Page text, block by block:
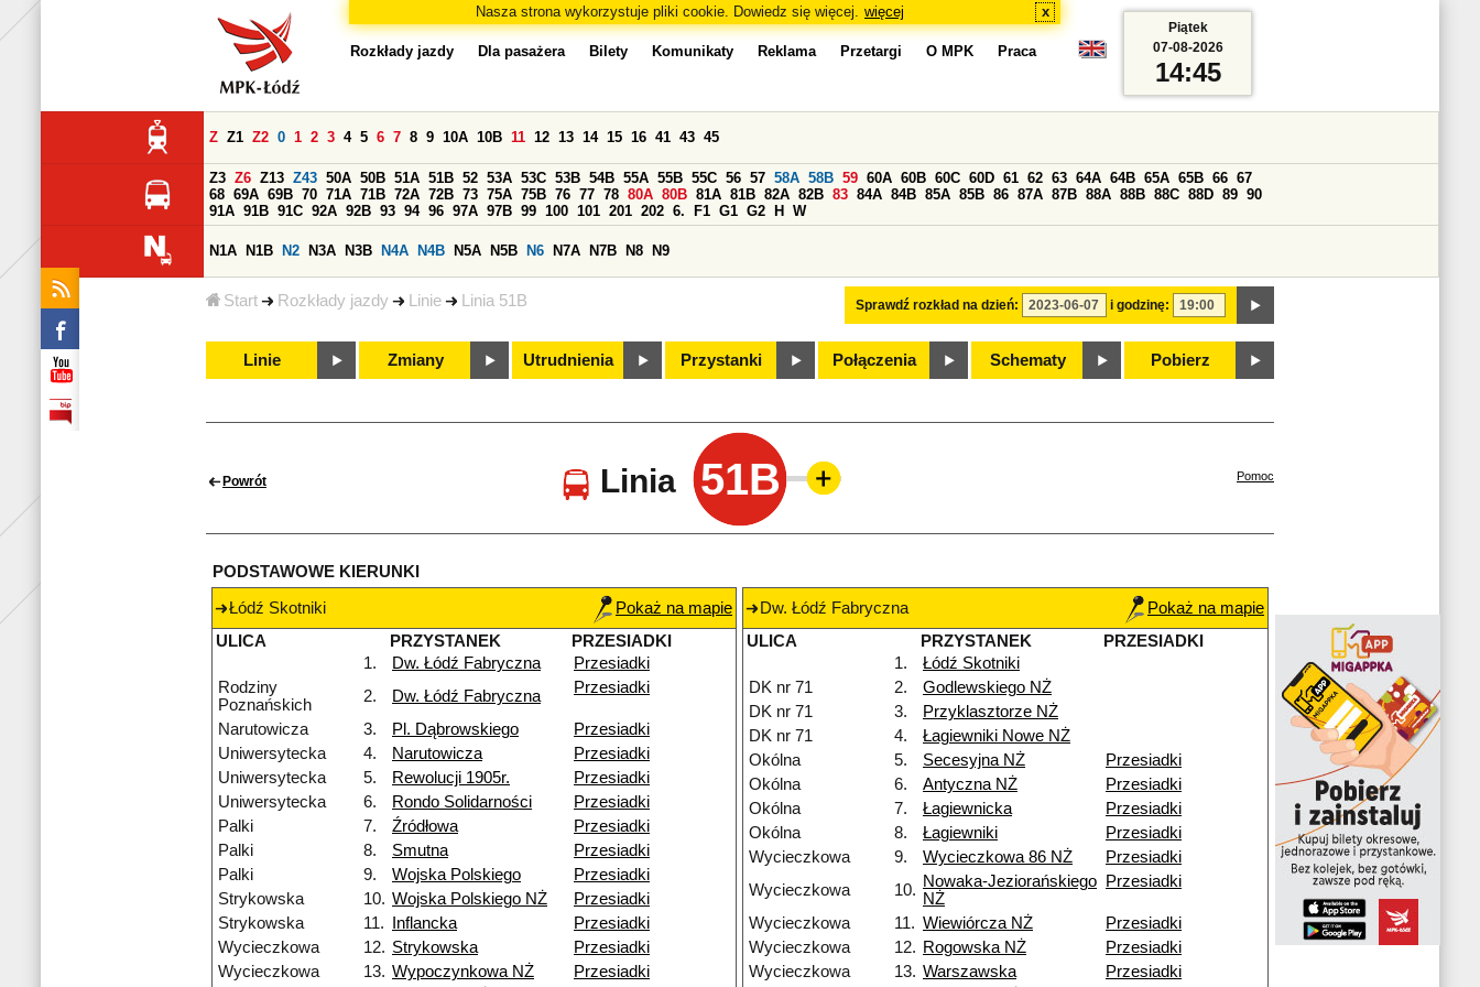
Nasza strona wykorzystuje pliki cookie. Dowiedz się więcej. więcej x
Start Rozkłady jazdy Linie Linia 51B
Rozkłady jazdy Dla pasażera Bilety Komunikaty Reklama Przetargi O MPK Praca
Sprawdź rozkład na dzień: i godzinę:
Z Z1 Z2 0 1 2 3 4 5 6 7 8 9 10A 10B 11 12 13 14 15 16 41 43 45
Z3 Z6 Z13 Z43 50A 50B 51A 51B 52 53A 53C 53B 54B 55A 55B 55C 56 57 58A 58B 59 60A 60B 60C 60D 61 62 63 64A 64B 65A 65B 66 67
68 69A 69B 70 71A 71B 72A 72B 73 75A 75B 76 77 78 80A 80B 81A 81B 82A 82B 83 84A 84B 85A 85B 86 87A 87B 88A 88B 88C 88D 89 90
91A 91B 91C 92A 92B 93 94 96 97A 97B 99 100 101 201 202 6. F1 G1 G2 H W
N1A N1B N2 N3A N3B N4A N4B N5A N5B N6 N7A N7B N8 N9
Linie Zmiany Utrudnienia Przystanki Połączenia Schematy Pobierz
Piątek
07-08-2026
14:45
Powrót Linia 51B Pomoc
PODSTAWOWE KIERUNKI
Łódź Skotniki
Pokaż na mapie
ULICA
PRZYSTANEK
PRZESIADKI
1.
Dw. Łódź Fabryczna
Przesiadki
Rodziny
Poznańskich
2. Dw. Łódź Fabryczna Przesiadki
Narutowicza 3. Pl. Dąbrowskiego
Przesiadki
Uniwersytecka
4. Narutowicza
Przesiadki
Uniwersytecka
5. Rewolucji 1905r.
Przesiadki
Uniwersytecka
6. Rondo Solidarności
Przesiadki
Palki
7. Źródłowa
Przesiadki
Palki
8. Smutna
Przesiadki
Palki
9. Wojska Polskiego
Przesiadki
Strykowska
10. Wojska Polskiego NŻ
Przesiadki
Strykowska
11. Inflancka
Przesiadki
Wycieczkowa
12. Strykowska
Przesiadki
Wycieczkowa
13. Wypoczynkowa NŻ Przesiadki
Dw. Łódź Fabryczna
Pokaż na mapie
ULICA
PRZYSTANEK
PRZESIADKI
1.
Łódź Skotniki
DK nr 71
2.
Godlewskiego NŻ
DK nr 71
3.
Przyklasztorze NŻ
DK nr 71
4.
Łagiewniki Nowe NŻ
Okólna
5. Secesyjna NŻ
Przesiadki
Okólna
6. Antyczna NŻ
Przesiadki
Okólna
7. Łagiewnicka
Przesiadki
Okólna
8. Łagiewniki
Przesiadki
Wycieczkowa
9. Wycieczkowa 86 NŻ
Przesiadki
Wycieczkowa
10. Nowaka-Jeziorańskiego
NŻ
Przesiadki
Wycieczkowa 11. Wiewiórcza NŻ
Przesiadki
Wycieczkowa
12. Rogowska NŻ
Przesiadki
Wycieczkowa
13. Warszawska Przesiadki